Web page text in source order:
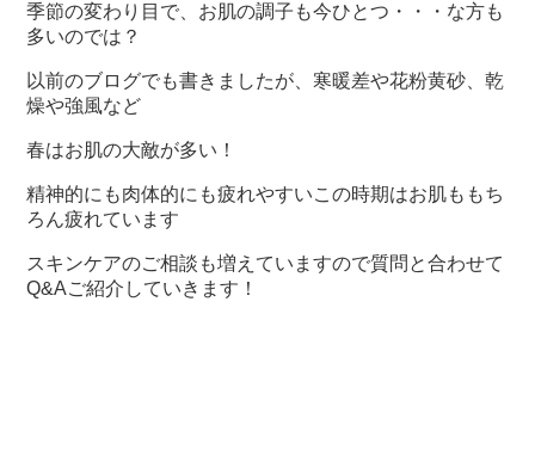
季節の変わり目で、お肌の調子も今ひとつ・・・な方も
多いのでは？
以前のブログでも書きましたが、寒暖差や花粉黄砂、乾
燥や強風など
春はお肌の大敵が多い！
精神的にも肉体的にも疲れやすいこの時期はお肌ももち
ろん疲れています
スキンケアのご相談も増えていますので質問と合わせて
Q&Aご紹介していきます！